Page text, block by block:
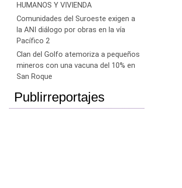
HUMANOS Y VIVIENDA
Comunidades del Suroeste exigen a
la ANI diálogo por obras en la vía
Pacífico 2
Clan del Golfo atemoriza a pequeños
mineros con una vacuna del 10% en
San Roque
Publirreportajes